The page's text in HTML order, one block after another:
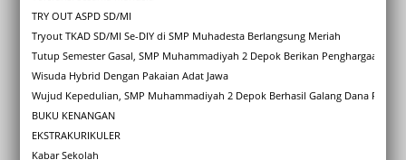
TRY OUT ASPD SD/MI
Tryout TKAD SD/MI Se-DIY di SMP Muhadesta Berlangsung Meriah
Tutup Semester Gasal, SMP Muhammadiyah 2 Depok Berikan Penghargaan
Wisuda Hybrid Dengan Pakaian Adat Jawa
Wujud Kepedulian, SMP Muhammadiyah 2 Depok Berhasil Galang Dana Rp
BUKU KENANGAN
EKSTRAKURIKULER
Kabar Sekolah